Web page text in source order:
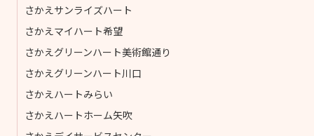
さかえサンライズハート
さかえマイハート希望
さかえグリーンハート美術館通り
さかえグリーンハート川口
さかえハートみらい
さかえハートホーム矢吹